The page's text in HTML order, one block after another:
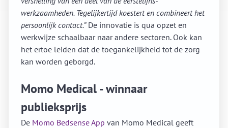
werkzaamheden. Tegelijkertijd koestert en combineert het
persoonlijk contact.”De innovatie is qua opzet en
werkwijze schaalbaar naar andere sectoren. Ook kan
het ertoe leiden dat de toegankelijkheid tot de zorg
kan worden geborgd.
Momo Medical - winnaar
publieksprijs
De Momo Bedsense App van Momo Medical geeft